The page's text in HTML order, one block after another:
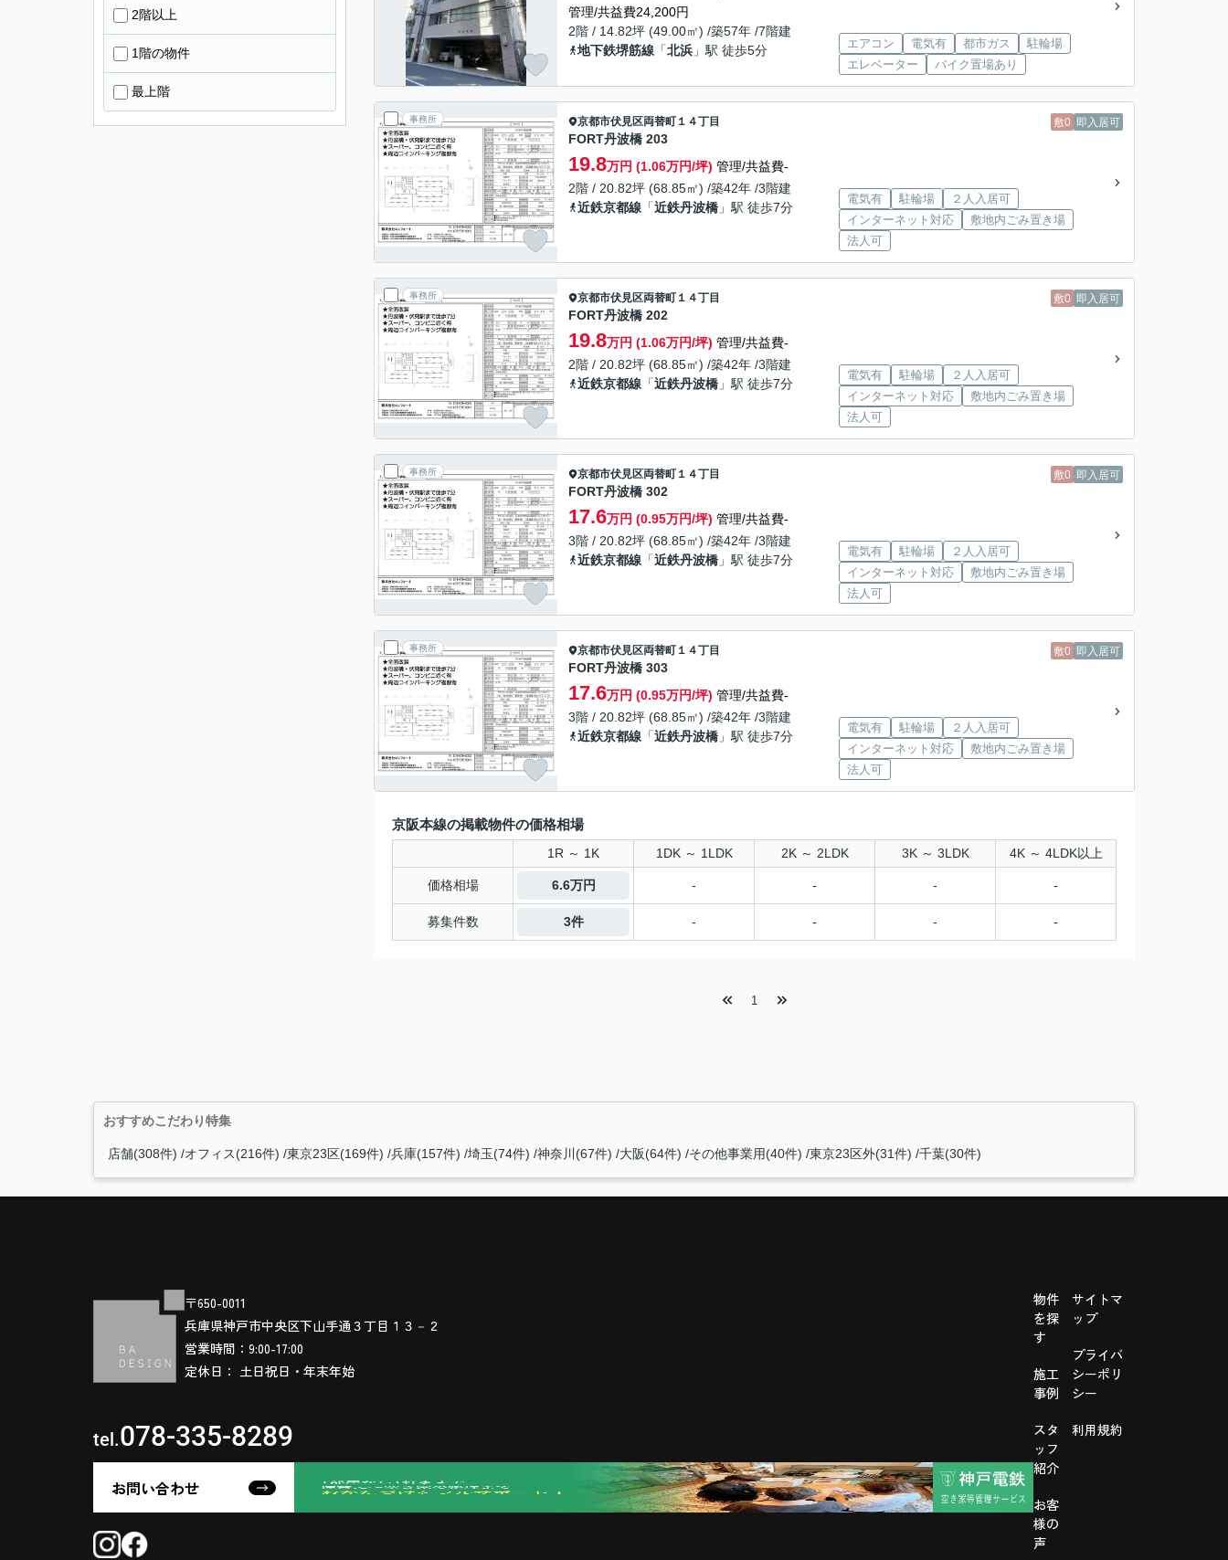
管理/共益費24,200円
2階 / 14.82坪 (49.00㎡) /築57年 /7階建
地下鉄堺筋線 「北浜 」駅 徒歩5分 エアコン 電気有 都市ガス
駐輪場
エレベーター
バイク置場あり
事務所 敷0 即入居可
京都市伏見区両替町１４丁目
FORT丹波橋 203
19.8万円 (1.06万円/坪) 管理/共益費-
2階 / 20.82坪 (68.85㎡) /築42年 /3階建
近鉄京都線 「近鉄丹波橋 」駅 徒歩7分
電気有 駐輪場
２人入居可
インターネット対応
敷地内ごみ置き場
法人可
事務所 敷0 即入居可
京都市伏見区両替町１４丁目
FORT丹波橋 202
19.8万円 (1.06万円/坪) 管理/共益費-
2階 / 20.82坪 (68.85㎡) /築42年 /3階建
近鉄京都線 「近鉄丹波橋 」駅 徒歩7分
電気有 駐輪場
２人入居可
インターネット対応
敷地内ごみ置き場
法人可
事務所 敷0 即入居可
京都市伏見区両替町１４丁目
FORT丹波橋 302
17.6万円 (0.95万円/坪) 管理/共益費-
3階 / 20.82坪 (68.85㎡) /築42年 /3階建
近鉄京都線 「近鉄丹波橋 」駅 徒歩7分
電気有 駐輪場
２人入居可
インターネット対応
敷地内ごみ置き場
法人可
事務所 敷0 即入居可
京都市伏見区両替町１４丁目
FORT丹波橋 303
17.6万円 (0.95万円/坪) 管理/共益費-
3階 / 20.82坪 (68.85㎡) /築42年 /3階建
近鉄京都線 「近鉄丹波橋 」駅 徒歩7分
電気有 駐輪場
２人入居可
インターネット対応
敷地内ごみ置き場
法人可
京阪本線の掲載物件の価格相場
1R ～ 1K 1DK ～ 1LDK 2K ～ 2LDK 3K ～ 3LDK 4K ～ 4LDK以上
価格相場 6.6万円 - - - -
募集件数 3件 - - - -
1
2階以上
1階の物件
最上階
おすすめこだわり特集
店舗(308件) オフィス(216件) 東京23区(169件) 兵庫(157件) 埼玉(74件) 神奈川(67件) 大阪(64件) その他事業用(40件) 東京23区外(31件) 千葉(30件)
〒650-0011
兵庫県神戸市中央区下山手通３丁目１３－２
営業時間：9:00-17:00
定休日： 土日祝日・年末年始
tel.078-335-8289
お問い合わせ
物件
を探
す
施工
事例
スタ
ッフ
紹介
お客
様の
声
サイトマ
ップ
プライバ
シーポリ
シー
利用規約